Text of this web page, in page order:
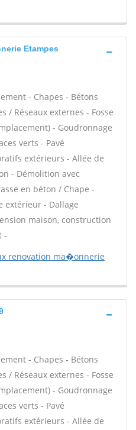
Etampes
- Chapes - Bétons
/ Réseaux externes - Fosse
- Goudronnage
verts - Pavé
extérieurs - Allée de
- Démolition avec
en béton / Chape -
extérieur - Dallage
maison, construction
-
renovation ma�onnerie
- Chapes - Bétons
/ Réseaux externes - Fosse
- Goudronnage
verts - Pavé
extérieurs - Allée de